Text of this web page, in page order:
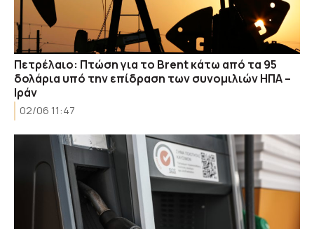
Πετρέλαιο: Πτώση για το Brent κάτω από τα 95
δολάρια υπό την επίδραση των συνομιλιών ΗΠΑ –
Ιράν
02/06 11:47